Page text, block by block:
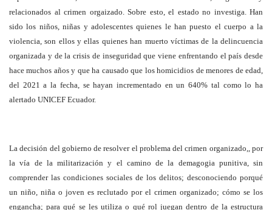
relacionados al crimen orgaizado. Sobre esto, el estado no investiga. Han
sido los niños, niñas y adolescentes quienes le han puesto el cuerpo a la
violencia, son ellos y ellas quienes han muerto víctimas de la delincuencia
organizada y de la crisis de inseguridad que viene enfrentando el país desde
hace muchos años y que ha causado que los homicidios de menores de edad,
del 2021 a la fecha, se hayan incrementado en un 640% tal como lo ha
alertado UNICEF Ecuador.
La decisión del gobierno de resolver el problema del crimen organizado,, por
la vía de la militarización y el camino de la demagogia punitiva, sin
comprender las condiciones sociales de los delitos; desconociendo porqué
un niño, niña o joven es reclutado por el crimen organizado; cómo se los
engancha; para qué se les utiliza o qué rol juegan dentro de la estructura